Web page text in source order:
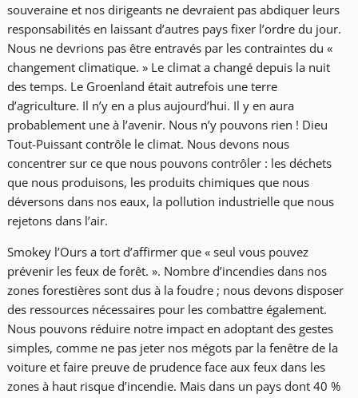
souveraine et nos dirigeants ne devraient pas abdiquer leurs
responsabilités en laissant d’autres pays fixer l’ordre du jour.
Nous ne devrions pas être entravés par les contraintes du «
changement climatique. » Le climat a changé depuis la nuit
des temps. Le Groenland était autrefois une terre
d’agriculture. Il n’y en a plus aujourd’hui. Il y en aura
probablement une à l’avenir. Nous n’y pouvons rien ! Dieu
Tout-Puissant contrôle le climat. Nous devons nous
concentrer sur ce que nous pouvons contrôler : les déchets
que nous produisons, les produits chimiques que nous
déversons dans nos eaux, la pollution industrielle que nous
rejetons dans l’air.
Smokey l’Ours a tort d’affirmer que « seul vous pouvez
prévenir les feux de forêt. ». Nombre d’incendies dans nos
zones forestières sont dus à la foudre ; nous devons disposer
des ressources nécessaires pour les combattre également.
Nous pouvons réduire notre impact en adoptant des gestes
simples, comme ne pas jeter nos mégots par la fenêtre de la
voiture et faire preuve de prudence face aux feux dans les
zones à haut risque d’incendie. Mais dans un pays dont 40 %